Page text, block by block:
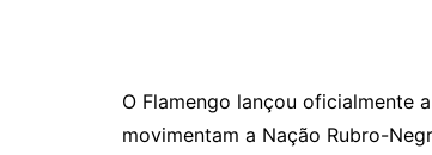
O Flamengo lançou oficialmente
movimentam a Nação Rubro-